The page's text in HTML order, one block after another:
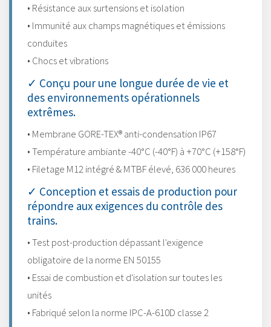
• Résistance aux surtensions et isolation
• Immunité aux champs magnétiques et émissions
conduites
• Chocs et vibrations
✓ Conçu pour une longue durée de vie et
des environnements opérationnels
extrêmes.
• Membrane GORE-TEX® anti-condensation IP67
• Température ambiante -40°C (-40°F) à +70°C (+158°F)
• Filetage M12 intégré & MTBF élevé, 636 000 heures
✓ Conception et essais de production pour
répondre aux exigences du contrôle des
trains.
• Test post-production dépassant l'exigence
obligatoire de la norme EN 50155
• Essai de combustion et d'isolation sur toutes les
unités
• Fabriqué selon la norme IPC-A-610D classe 2